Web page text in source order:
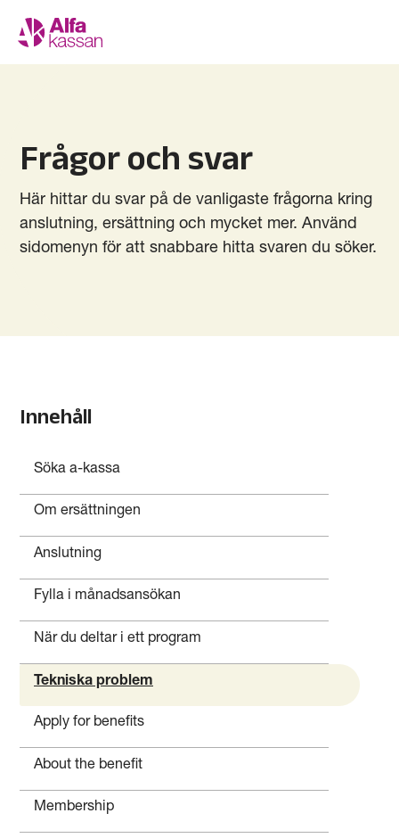
Frågor och svar
Här hittar du svar på de vanligaste frågorna kring
anslutning, ersättning och mycket mer. Använd
sidomenyn för att snabbare hitta svaren du söker.
Innehåll
Söka a-kassa
Om ersättningen
Anslutning
Fylla i månadsansökan
När du deltar i ett program
Tekniska problem
Apply for benefits
About the benefit
Membership